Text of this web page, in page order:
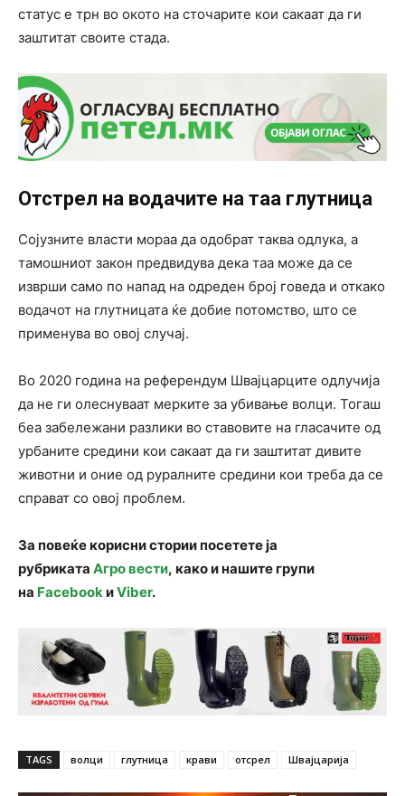
статус е трн во окото на сточарите кои сакаат да ги
заштитат своите стада.
Отстрел на водачите на таа глутница
Сојузните власти мораа да одобрат таква одлука, а
тамошниот закон предвидува дека таа може да се
изврши само по напад на одреден број говеда и откако
водачот на глутницата ќе добие потомство, што се
применува во овој случај.
Во 2020 година на референдум Швајцарците одлучија
да не ги олеснуваат мерките за убивање волци. Тогаш
беа забележани разлики во ставовите на гласачите од
урбаните средини кои сакаат да ги заштитат дивите
животни и оние од руралните средини кои треба да се
справат со овој проблем.
За повеќе корисни стории посетете ја
рубриката Агро вести, како и нашите групи
на FacebookиViber.
TAGS волци глутница крави отсрел Швајцарија